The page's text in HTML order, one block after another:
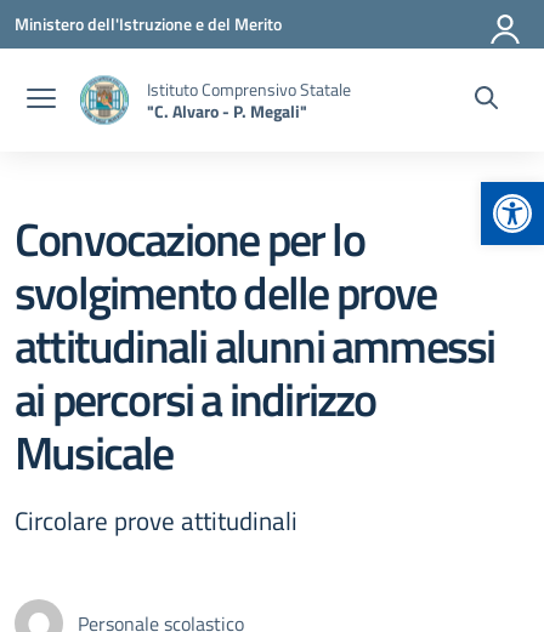
Vai ai contenuti
Vai al menu di navigazione
Vai al footer
Ministero dell'Istruzione e del Merito
Istituto Comprensivo Statale
"C. Alvaro - P. Megali"
Convocazione per lo
svolgimento delle prove
attitudinali alunni ammessi
ai percorsi a indirizzo
Musicale
Circolare prove attitudinali
Personale scolastico